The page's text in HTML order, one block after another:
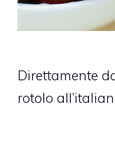
Direttamente
rotolo